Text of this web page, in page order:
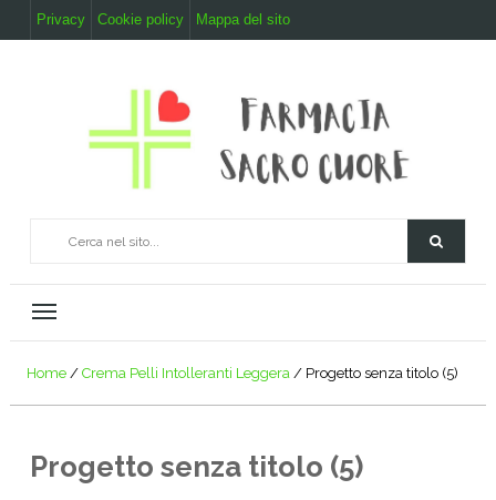
Privacy Cookie policy Mappa del sito
Home / Crema Pelli Intolleranti Leggera / Progetto senza titolo (5)
Progetto senza titolo (5)